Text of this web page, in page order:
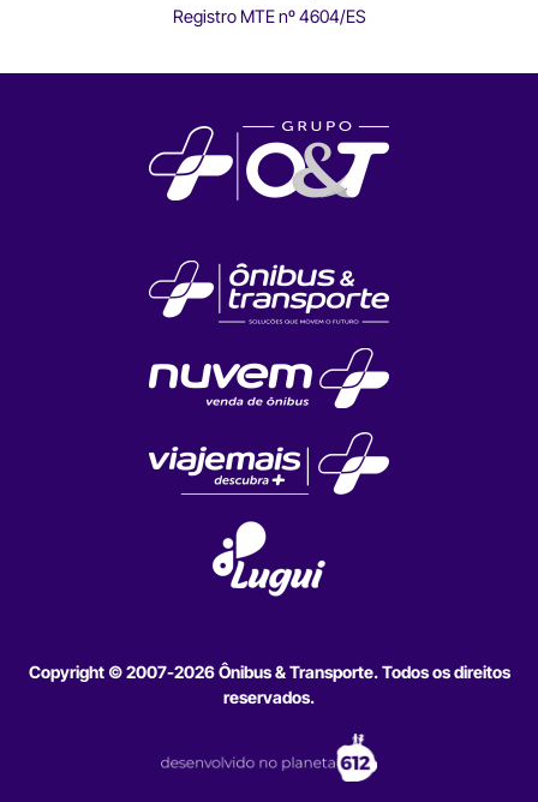
Registro MTE nº 4604/ES
Copyright © 2007-2026 Ônibus & Transporte. Todos os direitos
reservados.